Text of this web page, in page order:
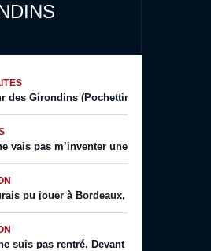
des Girondins (Pochettino prolonge,
vais pas m’inventer une vie. J’ai
pu jouer à Bordeaux, j’aurais pu
suis pas rentré. Devant mon public. Ça,